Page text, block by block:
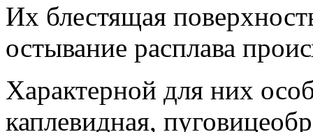
Их блестящая
остывание расплава
Характерной для них
каплевидная,